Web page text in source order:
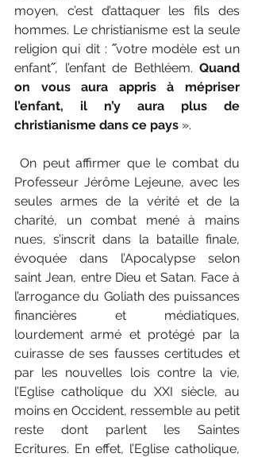
moyen, c’est d’attaquer les fils des
hommes. Le christianisme est la seule
religion qui dit : ˝votre modèle est un
enfant˝, l’enfant de Bethléem. Quand
on vous aura appris à mépriser
l’enfant, il n’y aura plus de
christianisme dans ce pays ».
On peut affirmer que le combat du
Professeur Jérôme Lejeune, avec les
seules armes de la vérité et de la
charité, un combat mené à mains
nues, s’inscrit dans la bataille finale,
évoquée dans l’Apocalypse selon
saint Jean, entre Dieu et Satan. Face à
l’arrogance du Goliath des puissances
financières et médiatiques,
lourdement armé et protégé par la
cuirasse de ses fausses certitudes et
par les nouvelles lois contre la vie,
l’Eglise catholique du XXI siècle, au
moins en Occident, ressemble au petit
reste dont parlent les Saintes
Ecritures. En effet, l’Eglise catholique,